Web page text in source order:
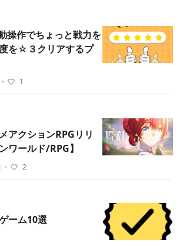
操作でちょっと戦力を
を☆３クリアするプ
・ 1
アクションRPGリリ
ワールド/RPG】
・ 2
ーム10選